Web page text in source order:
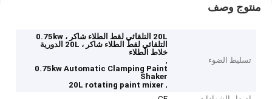
منتوج وصف
تسليط الضوء
20L التلقائي لقط الطلاء شاكر ، 0.75kw
التلقائي لقط الطلاء شاكر ، 20L الدورية
خلاط الطلاء
,
0.75kw Automatic Clamping Paint
Shaker
,
20L rotating paint mixer